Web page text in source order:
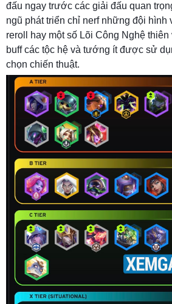
đấu ngay trước các giải đấu quan
ngũ phát triển chỉ nerf những đội
reroll hay một số Lõi Công Nghệ
buff các tộc hệ và tướng ít được sử
chọn chiến thuật.